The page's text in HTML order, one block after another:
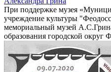
При поддержке музея
учреждение культуры
мемориальный музей
образования городской